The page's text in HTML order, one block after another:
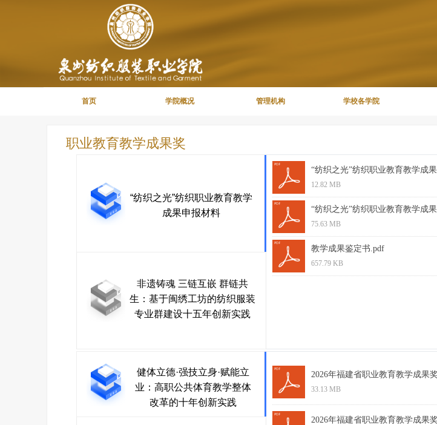
首页 学院概况 管理机构 学校各学院
职业教育教学成果奖
2026年福建省职业教育教学成果
33.13 MB
2026年福建省职业教育教学成果
健体立德·强技立身·赋能立
业：高职公共体育教学整体
改革的十年创新实践
“纺织之光”纺织职业教育教学成
12.82 MB
“纺织之光”纺织职业教育教学成
75.63 MB
教学成果鉴定书.pdf
657.79 KB
“纺织之光”纺织职业教育教学
成果申报材料
非遗铸魂 三链互嵌 群链共
生：基于闽绣工坊的纺织服装
专业群建设十五年创新实践